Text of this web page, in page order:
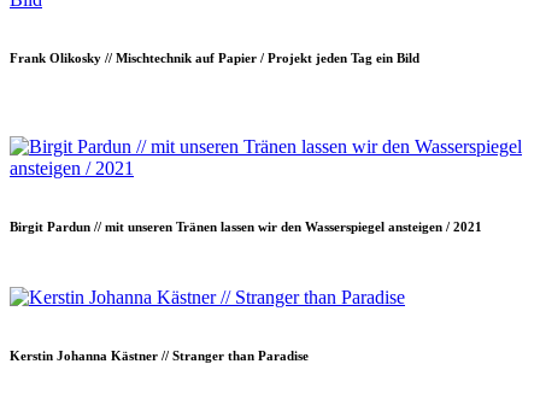
Frank Olikosky // Mischtechnik auf Papier / Projekt jeden Tag ein Bild
Birgit Pardun // mit unseren Tränen lassen wir den Wasserspiegel ansteigen / 2021
Kerstin Johanna Kästner // Stranger than Paradise